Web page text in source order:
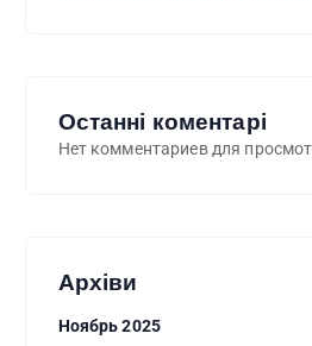
Останні коментарі
Нет комментариев для
Архіви
Ноябрь 2025